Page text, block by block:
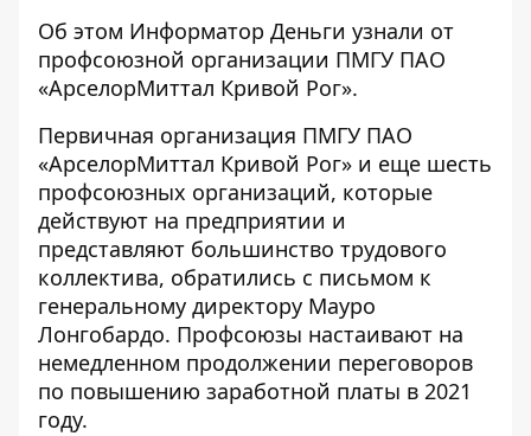
Об этом Информатор Деньги узнали от
профсоюзной организации ПМГУ ПАО
«АрселорМиттал Кривой Рог».
Первичная организация ПМГУ ПАО
«АрселорМиттал Кривой Рог» и еще шесть
профсоюзных организаций, которые
действуют на предприятии и
представляют большинство трудового
коллектива, обратились с письмом к
генеральному директору Мауро
Лонгобардо. Профсоюзы настаивают на
немедленном продолжении переговоров
по повышению заработной платы в 2021
году.